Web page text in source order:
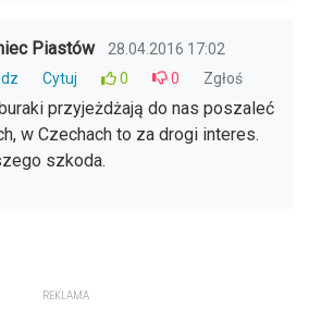
Piastów
28.04.2016 17:02
Cytuj 0 0 Zgłoś
przyjeżdżają do nas poszaleć
w Czechach to za drogi interes.
szkoda.
REKLAMA